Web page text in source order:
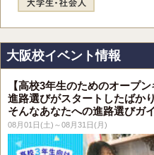
大阪校イベント情報
【高校3年生のためのオープン
進路選びがスタートしたばか
そんなあなたへの進路選びガ
08月01日(土)～08月31日(月)